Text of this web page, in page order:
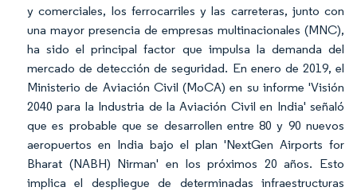
y comerciales, los ferrocarriles y las carreteras, junto con
una mayor presencia de empresas multinacionales (MNC),
ha sido el principal factor que impulsa la demanda del
mercado de detección de seguridad. En enero de 2019, el
Ministerio de Aviación Civil (MoCA) en su informe 'Visión
2040 para la Industria de la Aviación Civil en India' señaló
que es probable que se desarrollen entre 80 y 90 nuevos
aeropuertos en India bajo el plan 'NextGen Airports for
Bharat (NABH) Nirman' en los próximos 20 años. Esto
implica el despliegue de determinadas infraestructuras